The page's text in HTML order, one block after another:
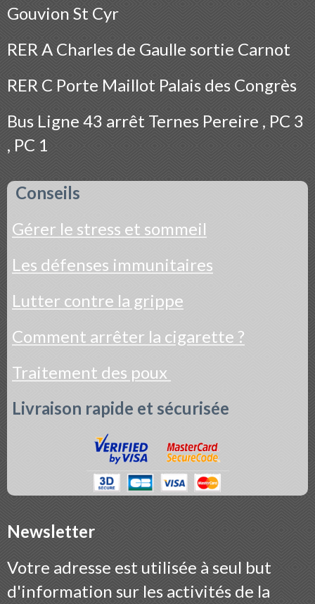
Gouvion St Cyr
RER A Charles de Gaulle sortie Carnot
RER C Porte Maillot Palais des Congrès
Bus Ligne 43 arrêt Ternes Pereire , PC 3
, PC 1
Conseils
Gérer le stress et sommeil
Les défenses immunitaires
Lutter contre la grippe
Comment arrêter la cigarette ?
Traitement des poux
Livraison rapide et sécurisée
Newsletter
Votre adresse est utilisée à seul but
d'information sur les activités de la